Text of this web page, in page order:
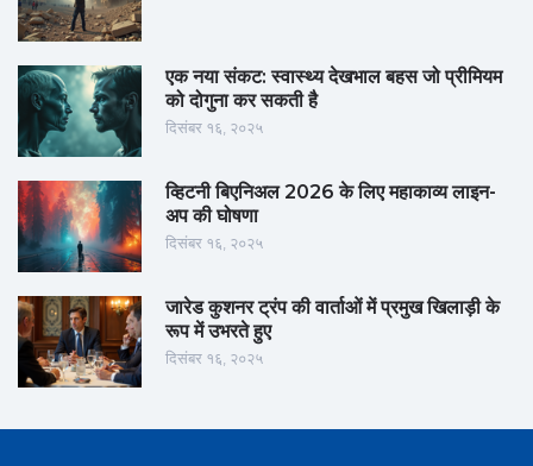
एक नया संकट: स्वास्थ्य देखभाल बहस जो प्रीमियम
को दोगुना कर सकती है
दिसंबर १६, २०२५
व्हिटनी बिएनिअल 2026 के लिए महाकाव्य लाइन-
अप की घोषणा
दिसंबर १६, २०२५
जारेड कुशनर ट्रंप की वार्ताओं में प्रमुख खिलाड़ी के
रूप में उभरते हुए
दिसंबर १६, २०२५